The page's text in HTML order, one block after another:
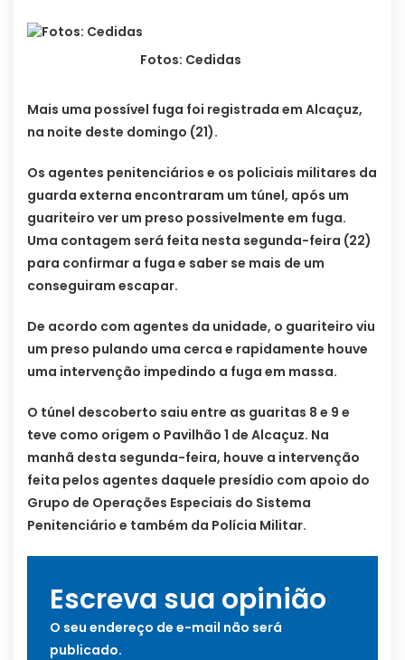
Fotos: Cedidas
Mais uma possível fuga foi registrada em Alcaçuz,
na noite deste domingo (21).
Os agentes penitenciários e os policiais militares da
guarda externa encontraram um túnel, após um
guariteiro ver um preso possivelmente em fuga.
Uma contagem será feita nesta segunda-feira (22)
para confirmar a fuga e saber se mais de um
conseguiram escapar.
De acordo com agentes da unidade, o guariteiro viu
um preso pulando uma cerca e rapidamente houve
uma intervenção impedindo a fuga em massa.
O túnel descoberto saiu entre as guaritas 8 e 9 e
teve como origem o Pavilhão 1 de Alcaçuz. Na
manhã desta segunda-feira, houve a intervenção
feita pelos agentes daquele presídio com apoio do
Grupo de Operações Especiais do Sistema
Penitenciário e também da Polícia Militar.
Escreva sua opinião
O seu endereço de e-mail não será
publicado.